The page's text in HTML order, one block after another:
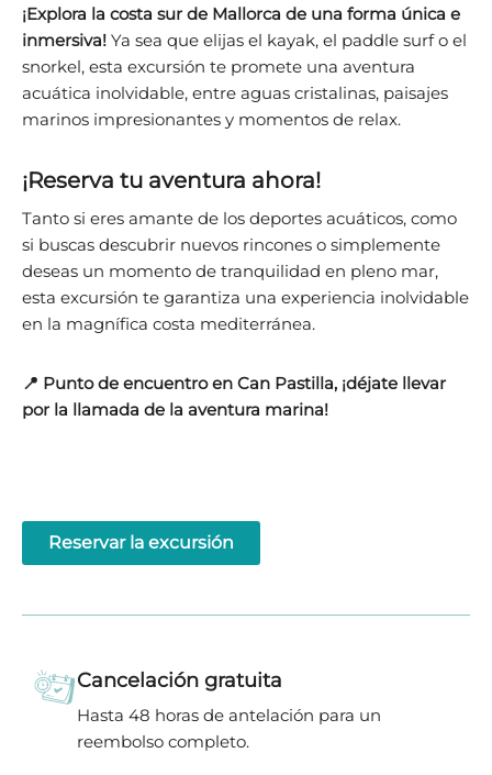
¡Explora la costa sur de Mallorca de una forma única e
inmersiva! Ya sea que elijas el kayak, el paddle surf o el
snorkel, esta excursión te promete una aventura
acuática inolvidable, entre aguas cristalinas, paisajes
marinos impresionantes y momentos de relax.
¡Reserva tu aventura ahora!
Tanto si eres amante de los deportes acuáticos, como
si buscas descubrir nuevos rincones o simplemente
deseas un momento de tranquilidad en pleno mar,
esta excursión te garantiza una experiencia inolvidable
en la magnífica costa mediterránea.
📍 Punto de encuentro en Can Pastilla, ¡déjate llevar
por la llamada de la aventura marina!
Reservar la excursión
Cancelación gratuita
Hasta 48 horas de antelación para un
reembolso completo.